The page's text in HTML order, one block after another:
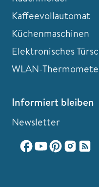
Kaffeevollautomat
Küchenmaschinen
Elektronisches
WLAN-
Informiert bleiben
Newsletter